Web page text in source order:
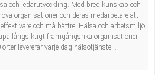
och ledarutveckling. Med bred kunskap och
organisationer och deras medarbetare att
och må bättre. Hälsa och arbetsmiljö
långsiktigt framgångsrika organisationer.
levererar varje dag hälsotjänste...